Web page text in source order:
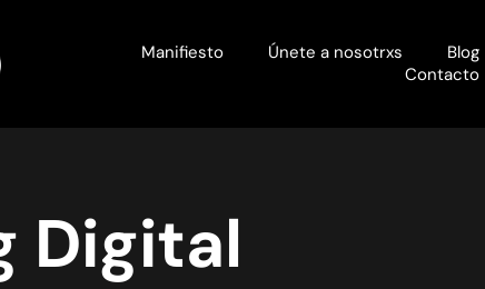
Manifiesto Únete a nosotrxs
Blog
Contacto
Digital